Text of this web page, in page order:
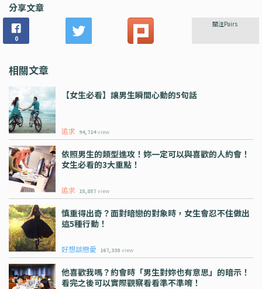
分享文章
0
關注Pairs
相關文章
【女生必看】讓男生瞬間心動的5句話
追求 94,714 view
依照男生的類型進攻！妳一定可以與喜歡的人約會！
女生必看的3大重點！
追求 15,857 view
慎重得出奇？面對暗戀的對象時，女生會忍不住做出
這5種行動！
好想談戀愛 167,338 view
他喜歡我嗎？約會時「男生對妳也有意思」的暗示！
看完之後可以實際觀察看看準不準唷！